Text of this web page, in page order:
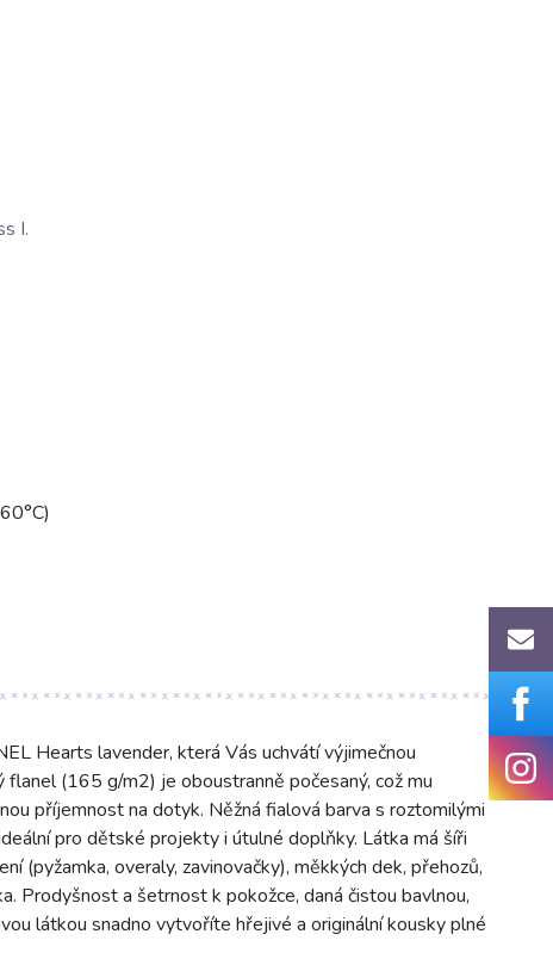
I.
Hearts lavender, která Vás uchvátí výjimečnou
(165 g/m2) je oboustranně počesaný, což mu
příjemnost na dotyk. Něžná fialová barva s roztomilými
pro dětské projekty i útulné doplňky. Látka má šíři
(pyžamka, overaly, zavinovačky), měkkých dek, přehozů,
Prodyšnost a šetrnost k pokožce, daná čistou bavlnou,
látkou snadno vytvoříte hřejivé a originální kousky plné